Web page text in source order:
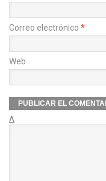
Correo electrónico *
Web
Δ